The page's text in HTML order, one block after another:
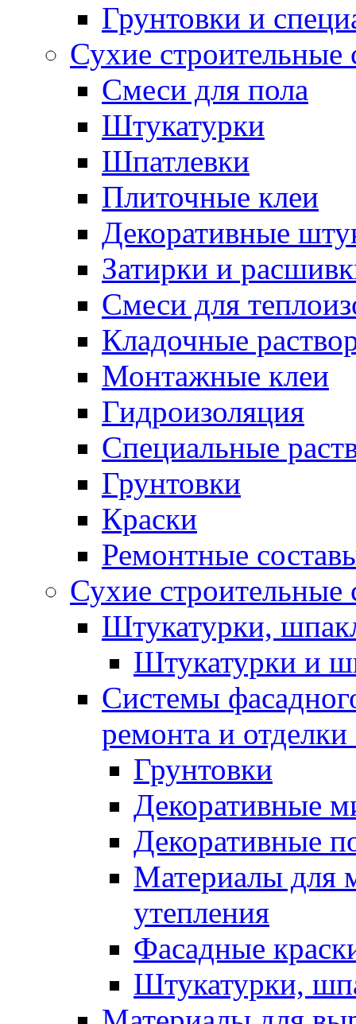
Грунтовки и
Сухие
Смеси для пола
Штукатурки
Шпатлевки
Плиточные клеи
Декоративные
Затирки и
Смеси для
Кладочные
Монтажные клеи
Гидроизоляция
Специальные
Грунтовки
Краски
Ремонтные
Сухие
Штукатурки,
Штукатурки и
Системы
ремонта и отделки
Грунтовки
Декоративные
Декоративные
Материалы для
утепления
Фасадные
Штукатурки,